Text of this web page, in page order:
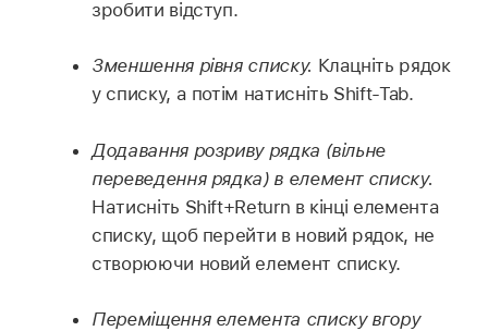
зробити відступ.
Зменшення рівня списку. Клацніть рядок
у списку, а потім натисніть Shift-Tab.
Додавання розриву рядка (вільне
переведення рядка) в елемент списку.
Натисніть Shift+Return в кінці елемента
списку, щоб перейти в новий рядок, не
створюючи новий елемент списку.
Переміщення елемента списку вгору